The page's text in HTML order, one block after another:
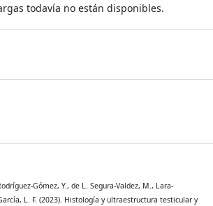
todavía no están disponibles.
Gómez, Y., de L. Segura-Valdez, M., Lara-
L. F. (2023). Histología y ultraestructura testicular y